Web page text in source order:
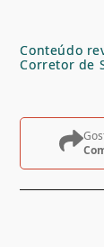
Conteúdo
Corretor de